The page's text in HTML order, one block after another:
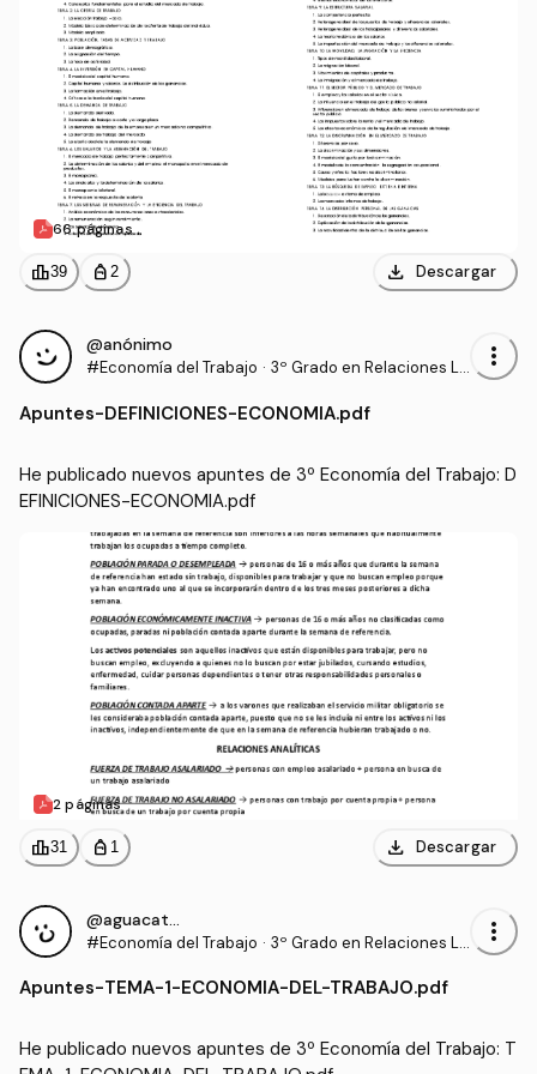
66 páginas
leaderboard39 personal_bag 2 download Descargar
@anónimo
#Economía del Trabajo · 3º Grado en Relaciones La
os (UCO)
more_vert
Apuntes-DEFINICIONES-ECONOMIA.pdf
He publicado nuevos apuntes de 3º Economía del Trabajo: D
EFINICIONES-ECONOMIA.pdf
2 páginas
leaderboard31 personal_bag 1 download Descargar
@aguacate9898
#Economía del Trabajo · 3º Grado en Relaciones La
os (UCO)
more_vert
Apuntes-TEMA-1-ECONOMIA-DEL-TRABAJO.pdf
He publicado nuevos apuntes de 3º Economía del Trabajo: T